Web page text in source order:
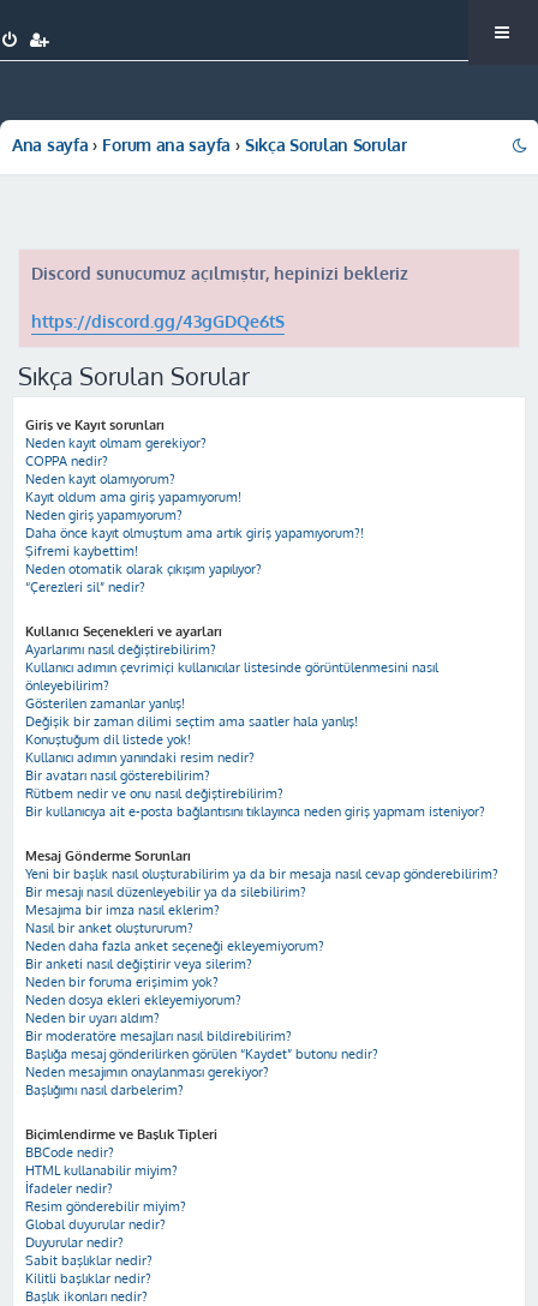
Ana sayfa Forum ana sayfa Sıkça Sorulan Sorular
Discord sunucumuz açılmıştır, hepinizi bekleriz
https://discord.gg/43gGDQe6tS
Sıkça Sorulan Sorular
Giriş ve Kayıt sorunları
Neden kayıt olmam gerekiyor?
COPPA nedir?
Neden kayıt olamıyorum?
Kayıt oldum ama giriş yapamıyorum!
Neden giriş yapamıyorum?
Daha önce kayıt olmuştum ama artık giriş yapamıyorum?!
Şifremi kaybettim!
Neden otomatik olarak çıkışım yapılıyor?
“Çerezleri sil” nedir?
Kullanıcı Seçenekleri ve ayarları
Ayarlarımı nasıl değiştirebilirim?
Kullanıcı adımın çevrimiçi kullanıcılar listesinde görüntülenmesini nasıl
önleyebilirim?
Gösterilen zamanlar yanlış!
Değişik bir zaman dilimi seçtim ama saatler hala yanlış!
Konuştuğum dil listede yok!
Kullanıcı adımın yanındaki resim nedir?
Bir avatarı nasıl gösterebilirim?
Rütbem nedir ve onu nasıl değiştirebilirim?
Bir kullanıcıya ait e-posta bağlantısını tıklayınca neden giriş yapmam isteniyor?
Mesaj Gönderme Sorunları
Yeni bir başlık nasıl oluşturabilirim ya da bir mesaja nasıl cevap gönderebilirim?
Bir mesajı nasıl düzenleyebilir ya da silebilirim?
Mesajıma bir imza nasıl eklerim?
Nasıl bir anket oluştururum?
Neden daha fazla anket seçeneği ekleyemiyorum?
Bir anketi nasıl değiştirir veya silerim?
Neden bir foruma erişimim yok?
Neden dosya ekleri ekleyemiyorum?
Neden bir uyarı aldım?
Bir moderatöre mesajları nasıl bildirebilirim?
Başlığa mesaj gönderilirken görülen “Kaydet” butonu nedir?
Neden mesajımın onaylanması gerekiyor?
Başlığımı nasıl darbelerim?
Biçimlendirme ve Başlık Tipleri
BBCode nedir?
HTML kullanabilir miyim?
İfadeler nedir?
Resim gönderebilir miyim?
Global duyurular nedir?
Duyurular nedir?
Sabit başlıklar nedir?
Kilitli başlıklar nedir?
Başlık ikonları nedir?